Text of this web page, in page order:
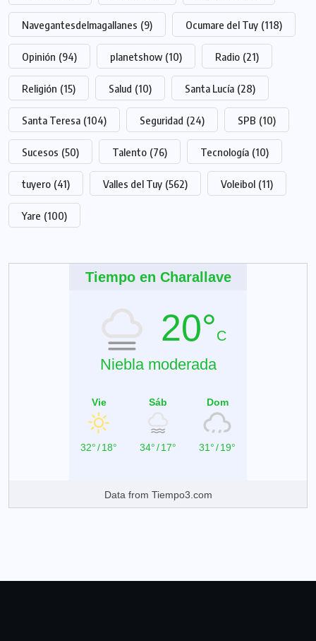
Navegantesdelmagallanes (9) Ocumare del Tuy (118)
Opinión (94) planetshow (10) Radio (21)
Religión (15) Salud (10) Santa Lucía (28)
Santa Teresa (104) Seguridad (24) SPB (10)
Sucesos (50) Talento (76) Tecnología (10)
tuyero (41) Valles del Tuy (562) Voleibol (11)
Yare (100)
Tiempo en Charallave
20°C
Niebla moderada
Vie
32°/18°
Sáb
34°/17°
Dom
31°/19°
Data from Tiempo3.com